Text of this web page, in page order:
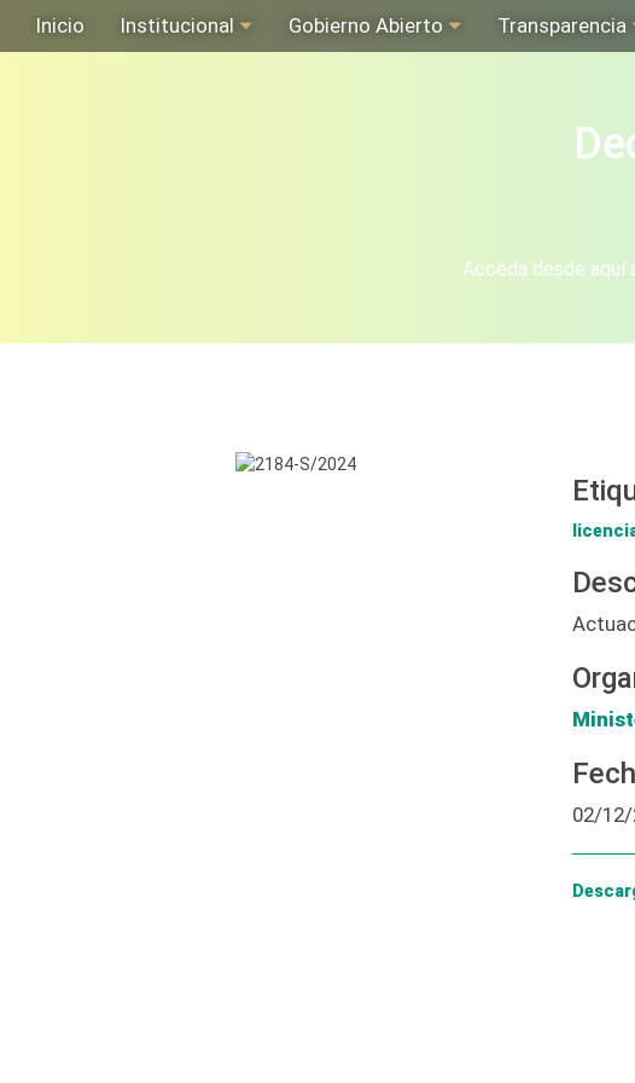
Inicio Institucional Gobierno Abierto Transparencia
Acceda desde aquí
02/12/